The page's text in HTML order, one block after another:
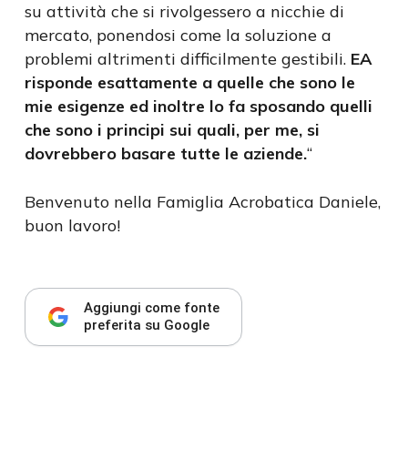
su attività che si rivolgessero a nicchie di
mercato, ponendosi come la soluzione a
problemi altrimenti difficilmente gestibili. EA
risponde esattamente a quelle che sono le
mie esigenze ed inoltre lo fa sposando quelli
che sono i principi sui quali, per me, si
dovrebbero basare tutte le aziende.“
Benvenuto nella Famiglia Acrobatica Daniele,
buon lavoro!
Aggiungi come fonte
preferita su Google